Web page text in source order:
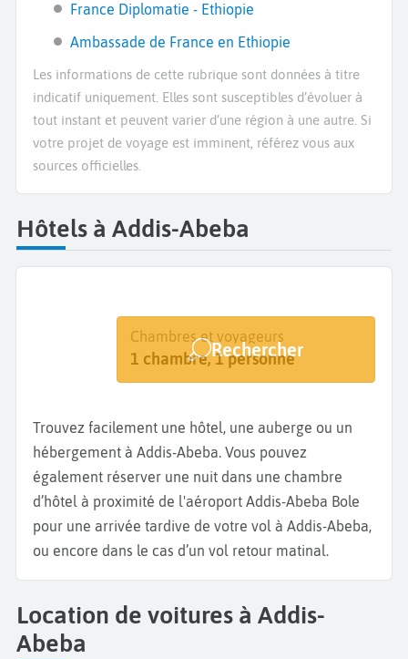
France Diplomatie - Ethiopie
Ambassade de France en Ethiopie
Les informations de cette rubrique sont données à titre
indicatif uniquement. Elles sont susceptibles d’évoluer à
tout instant et peuvent varier d’une région à une autre. Si
votre projet de voyage est imminent, référez vous aux
sources officielles.
Hôtels à Addis-Abeba
Destination
Addis-Abeba
Dates
Dates de votre séjour
Chambres et voyageurs
1 chambre, 1 personne
Rechercher
Trouvez facilement une hôtel, une auberge ou un
hébergement à Addis-Abeba. Vous pouvez
également réserver une nuit dans une chambre
d’hôtel à proximité de l'aéroport Addis-Abeba Bole
pour une arrivée tardive de votre vol à Addis-Abeba,
ou encore dans le cas d’un vol retour matinal.
Location de voitures à Addis-
Abeba